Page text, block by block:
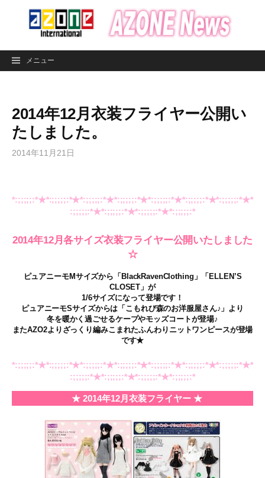
ン
メニュー
2014年12月衣装フライヤー公開い
たしました。
2014年11月21日
*:;;;;;:*★*:;;;;;:*★*:;;;;;:*★*:;;;;;:*★*:;;;;;:*★*:;;;;;:*★*:;;;;;:*★*
:;;;;;:*★*:;;;;;:*★*:;;;;;:*★*:;;;;;:*
2014年12月各サイズ衣装フライヤー公開いたしました
☆
ピュアニーモMサイズから「BlackRavenClothing」「ELLEN’S
CLOSET」が
1/6サイズになって登場です！
ピュアニーモSサイズからは「こもれび森のお洋服屋さん♪」より
冬を暖かく過ごせるケープやモッズコートが登場♪
またAZO2よりざっくり編みこまれたふんわりニットワンピースが登場
です★
*:;;;;;:*★*:;;;;;:*★*:;;;;;:*★*:;;;;;:*★*:;;;;;:*★*:;;;;;:*★*:;;;;;:*★*
:;;;;;:*★*:;;;;;:*★*:;;;;;:*★*:;;;;;:*
★ 2014年12月衣装フライヤー ★